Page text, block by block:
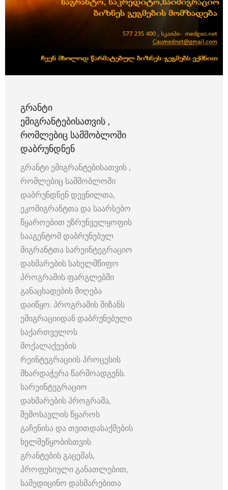
ᲒᲠᲐᲜᲢᲘ
ᲔᲛᲘᲒᲠᲐᲜᲢᲔᲑᲘᲡᲐᲗᲕᲘᲡ ,
ᲠᲝᲛᲚᲔᲑᲘᲪ ᲡᲐᲛᲨᲝᲑᲚᲝᲨᲘ
ᲓᲐᲑᲠᲣᲜᲓᲜᲔᲜ
გრანტი ემიგრანტებისათვის ,
რომლებიც სამშობლოში
დაბრუნდნენ დევნილთა,
ეკომიგრანტთა და საარსებო
წყაროებით უზრუნველყოფის
სააგენტომ დაბრუნებულ
მიგრანტთა სარეინტეგრაციო
დახმარების სახელმწიფო
პროგრამის ფარგლებში
განაცხადების მიღება
დაიწყო. პროგრამის მიზანს
ემიგრაციიდან დაბრუნებული
საქართველოს
მოქალაქეების
რეინტეგრაციის პროცესის
მხარდაჭერა წარმოადგენს.
სარეინტეგრაციო
დახმარების პროგრამა,
შემოსავლის წყაროს
გაჩენისა და თვითდასაქმების
ხელშეწყობისთვის
გრანტების გაცემას,
პროფესიული განათლებით,
სამედიცინო დახმარებითა